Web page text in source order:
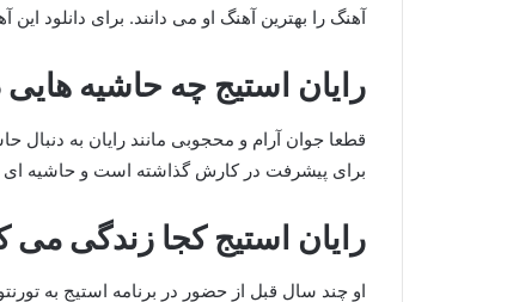
آهنگ را بهترین آهنگ او می دانند. برای دانلود
رایان استیج چه حاشیه
قطعا جوان آرام و محجوبی مانند رایان به دنبال
برای پیشرفت در کارش گذاشته است و حاشیه ای
رایان استیج کجا زندگی می
او چند سال قبل از حضور در برنامه استیج به